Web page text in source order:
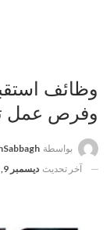
وظائف
وفرص عمل
بواسطة
آخر تحديث ديسمبر 9, 2022